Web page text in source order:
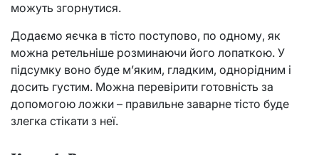
можуть згорнутися.
Додаємо яєчка в тісто поступово, по одному, як
можна ретельніше розминаючи його лопаткою. У
підсумку воно буде м’яким, гладким, однорідним і
досить густим. Можна перевірити готовність за
допомогою ложки – правильне заварне тісто буде
злегка стікати з неї.